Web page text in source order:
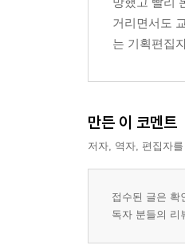
거리면서도
는 기획편집
만든 이 코멘트
저자, 역자, 편집자
접수된 글은 확
독자 분들의 리